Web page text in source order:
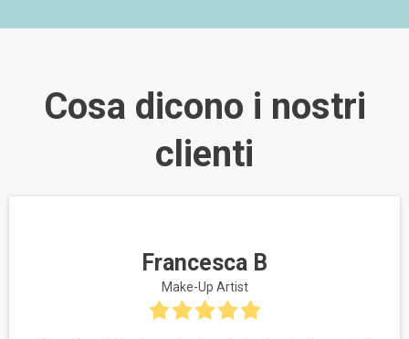
Cosa dicono i nostri
clienti
Francesca B
Make-Up Artist